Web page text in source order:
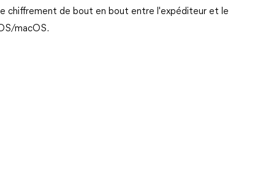
chiffrement de bout en bout entre l'expéditeur et le
macOS.